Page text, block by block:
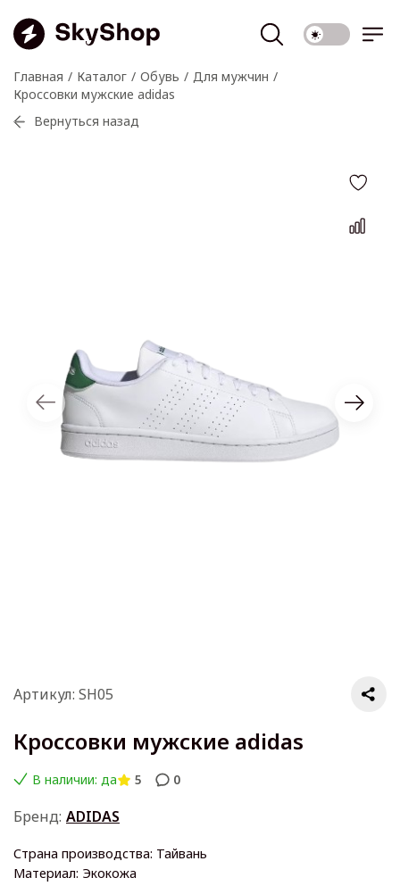
Главная Каталог Обувь
Для мужчин
Кроссовки мужские adidas
Вернуться назад
Артикул: SH05
Кроссовки мужские adidas
В наличии: да 5 0
Бренд: ADIDAS
Страна производства: Тайвань
Материал: Экокожа